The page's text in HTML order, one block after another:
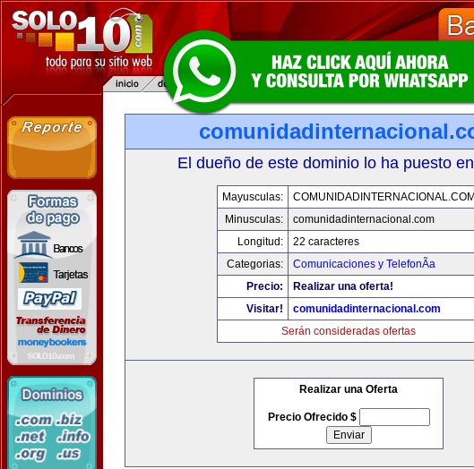
El dueño de este dominio lo ha puesto
Mayusculas:
COMUNIDADINTERNACIONAL.COM
Minusculas:
comunidadinternacional.com
Longitud:
22 caracteres
Categorias:
Comunicaciones y TelefonÃ­a
Precio:
Realizar una oferta!
Visitar!
comunidadinternacional.com
Serán consideradas ofertas
Realizar una Oferta
Precio Ofrecido $